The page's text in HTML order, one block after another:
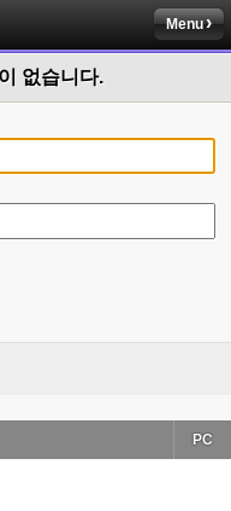
Menu
없습니다.
PC